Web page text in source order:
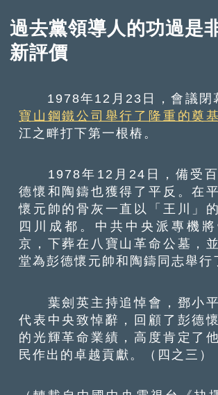
過去黨領導人的功過是
新評價
1978年12月23日，會議閉
寶山鋼鐵公司舉行了隆重的奠
江之畔打下第一根樁。
1978年12月24日，備受百
德懷和陶鑄也獲得了平反。在
懷元帥的骨灰一直以「王川」
四川成都。中共中央派專機
京，下葬在八寶山革命公墓，
堂為彭德懷元帥和陶鑄同志舉行
葉劍英主持追悼會，鄧小平
代表中央致悼辭，回顧了彭德
的光輝革命業績，高度肯定了
民作出的卓越貢獻。（四之三）